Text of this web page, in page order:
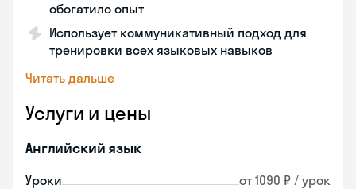
обогатило опыт
Использует коммуникативный подход для
тренировки всех языковых навыков
Читать дальше
Услуги и цены
Английский язык
Уроки от 1090 ₽ / урок